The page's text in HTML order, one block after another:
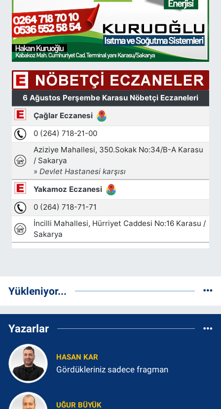
Yükleniyor...
Yazarlar
HASAN KAR
Gördükleriniz sadece fragman
UĞUR BÜYÜK